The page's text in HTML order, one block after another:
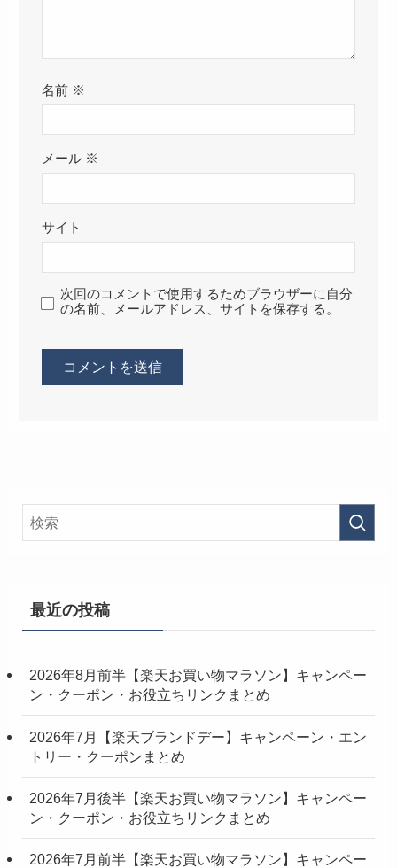
名前 ※
メール ※
サイト
次回のコメントで使用するためブラウザーに自分
の名前、メールアドレス、サイトを保存する。
最近の投稿
2026年8月前半【楽天お買い物マラソン】キャンペー
ン・クーポン・お役立ちリンクまとめ
2026年7月【楽天ブランドデー】キャンペーン・エン
トリー・クーポンまとめ
2026年7月後半【楽天お買い物マラソン】キャンペー
ン・クーポン・お役立ちリンクまとめ
2026年7月前半【楽天お買い物マラソン】キャンペー